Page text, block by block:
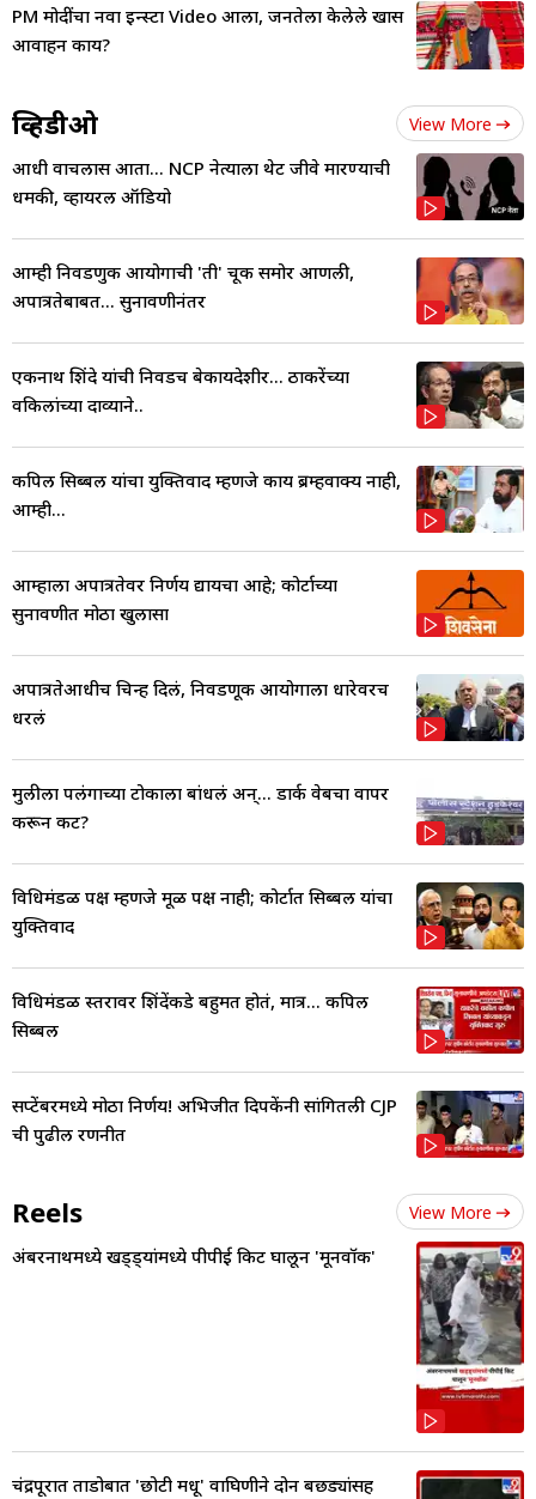
PM मोदींचा नवा इन्स्टा Video आला, जनतेला केलेले खास
आवाहन काय?
व्हिडीओ View More
आधी वाचलास आता... NCP नेत्याला थेट जीवे मारण्याची
धमकी, व्हायरल ऑडियो
आम्ही निवडणुक आयोगाची 'ती' चूक समोर आणली,
अपात्रतेबाबत... सुनावणीनंतर
एकनाथ शिंदे यांची निवडच बेकायदेशीर... ठाकरेंच्या
वकिलांच्या दाव्याने..
कपिल सिब्बल यांचा युक्तिवाद म्हणजे काय ब्रम्हवाक्य नाही,
आम्ही...
आम्हाला अपात्रतेवर निर्णय द्यायचा आहे; कोर्टाच्या
सुनावणीत मोठा खुलासा
अपात्रतेआधीच चिन्ह दिलं, निवडणूक आयोगाला धारेवरच
धरलं
मुलीला पलंगाच्या टोकाला बांधलं अन्... डार्क वेबचा वापर
करून कट?
विधिमंडळ पक्ष म्हणजे मूळ पक्ष नाही; कोर्टात सिब्बल यांचा
युक्तिवाद
विधिमंडळ स्तरावर शिंदेंकडे बहुमत होतं, मात्र... कपिल
सिब्बल
सप्टेंबरमध्ये मोठा निर्णय! अभिजीत दिपकेंनी सांगितली CJP
ची पुढील रणनीत
Reels View More
अंबरनाथमध्ये खड्ड्यांमध्ये पीपीई किट घालून 'मूनवॉक'
चंद्रपूरात ताडोबात 'छोटी मधू' वाघिणीने दोन बछड्यांसह